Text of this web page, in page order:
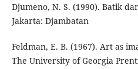
Djumeno, N. S. (1990). Batik
Jakarta: Djambatan
Feldman, E. B. (1967). Art as
The University of Georgia